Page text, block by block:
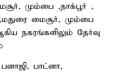
மும்பை ,நாக்பூர் ,
மைசூர், மும்பை
நகரங்களிலும் தேர்வு
பாட்னா,